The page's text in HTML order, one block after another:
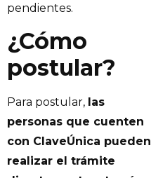
pendientes.
¿Cómo
postular?
Para postular, las
personas que cuenten
con ClaveÚnica pueden
realizar el trámite